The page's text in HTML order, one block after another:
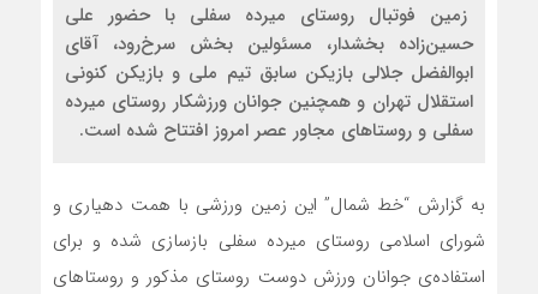
زمین فوتبال روستای میرده سفلی با حضور علی
حسین‌زاده بخشدار، مسئولین بخش سرخ‌رود، آقای
ابوالفضل جلالی بازیکن سابق تیم ملی و بازیکن کنونی
استقلال تهران و همچنین جوانان ورزشکار روستای میرده
سفلی و روستاهای مجاور عصر امروز افتتاح شده است.
به گزارش “خط شمال” این زمین ورزشی با همت دهیاری و
شورای اسلامی روستای میرده سفلی بازسازی شده و برای
استفاده‌ی جوانان ورزش دوست روستای مذکور و روستاهای